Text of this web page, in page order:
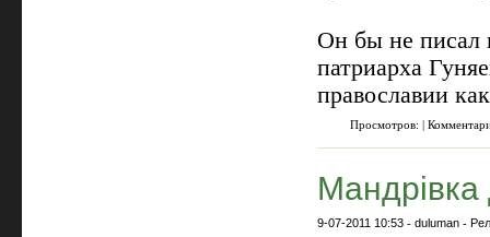
Он бы не писал
патриарха
православии
Просмотров: |
Мандрівка
9-07-2011 10:53 -duluman -